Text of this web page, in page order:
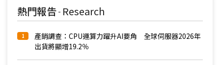
熱門報告 - Research
1
產銷調查：CPU運算力躍升AI要角 全球伺服器2026年
出貨將顯增19.2％